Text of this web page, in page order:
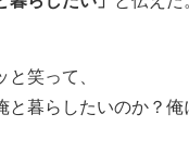
笑って、
と暮らしたいのか？